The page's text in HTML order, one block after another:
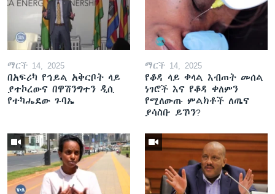
ማርች 14, 2025
በአፍሪካ የኅይል አቅርቦት ላይ
ያተኮረውና በዋሽንግተን ዲሲ
የተካሔደው ጉባኤ
ማርች 14, 2025
የቆዳ ላይ ቀላል እብጠት መሰል
ነገሮች እና የቆዳ ቀለምን
የሚለውጡ ምልክቶች ለጤና
ያሳስቡ ይኾን?